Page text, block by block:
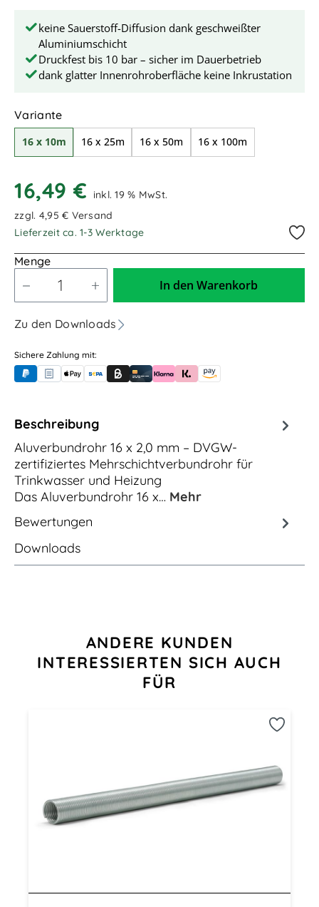
keine Sauerstoff-Diffusion dank geschweißter
Aluminiumschicht
Druckfest bis 10 bar – sicher im Dauerbetrieb
dank glatter Innenrohroberfläche keine Inkrustation
Varianteauswählen
16 x 10m 16 x 25m 16 x 50m 16 x 100m
16,49 €
inkl. 19 % MwSt.
zzgl. 4,95 € Versand
Lieferzeit ca. 1-3 Werktage
Menge
In den Warenkorb
Zu den Downloads
Sichere Zahlung mit:
PayPalRechnungskauf (für Behörden)
Apple PayBanküberweisung (vorab)
Rechnungskauf (Billie)
Kreditkarte
Rechnung oder Ratenkauf (Klarna)
Sofortüberweisung (Klarna)
Amazon Pay
Beschreibung
Aluverbundrohr 16 x 2,0 mm – DVGW-
zertifiziertes Mehrschichtverbundrohr für
Trinkwasser und Heizung
Das Aluverbundrohr 16 x… Mehr
Bewertungen
Downloads
Produktgalerie überspringen
ANDERE KUNDEN
INTERESSIERTEN SICH AUCH
FÜR